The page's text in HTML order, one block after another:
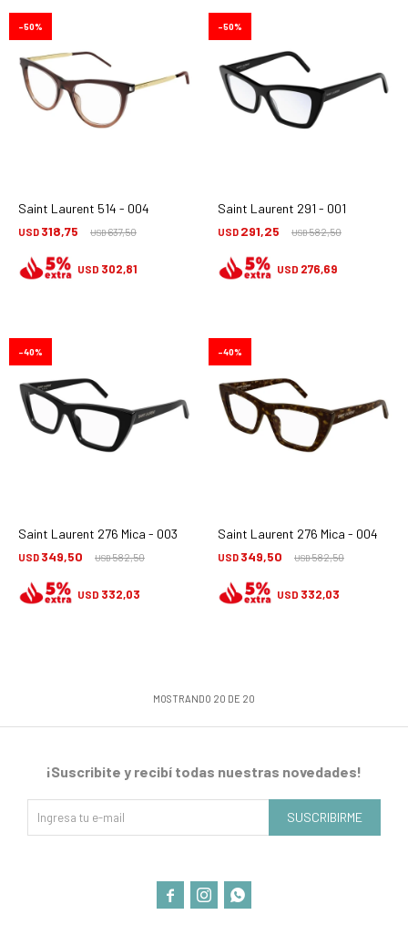
Saint Laurent 514 - 004
USD 318,75 USD637,50
50
USD 302,81
Saint Laurent 291 - 001
USD 291,25 USD582,50
50
USD 276,69
Saint Laurent 276 Mica - 003
USD 349,50 USD582,50
40
USD 332,03
Saint Laurent 276 Mica - 004
USD 349,50 USD582,50
40
USD 332,03
MOSTRANDO 20 DE 20
¡Suscribite y recibí todas nuestras novedades!
SUSCRIBIRME
  